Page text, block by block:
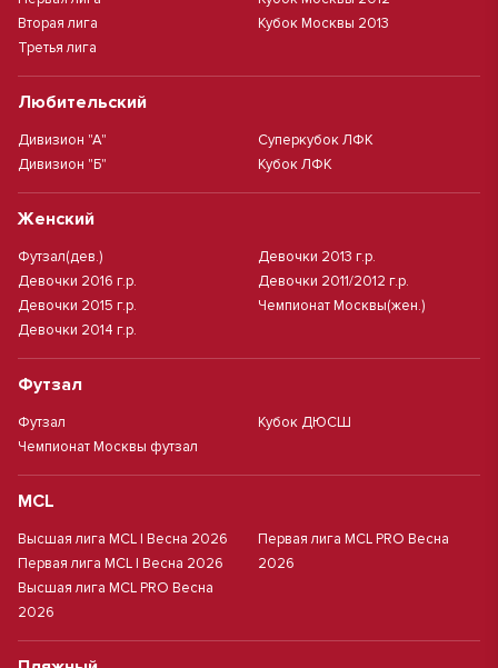
Вторая лига
Третья лига
Кубок Москвы 2013
Любительский
Дивизион "А"
Дивизион "Б"
Суперкубок ЛФК
Кубок ЛФК
Женский
Футзал(дев.)
Девочки 2016 г.р.
Девочки 2015 г.р.
Девочки 2014 г.р.
Девочки 2013 г.р.
Девочки 2011/2012 г.р.
Чемпионат Москвы(жен.)
Футзал
Футзал
Чемпионат Москвы футзал
Кубок ДЮСШ
MCL
Высшая лига MCL | Весна 2026
Первая лига MCL | Весна 2026
Высшая лига MCL PRO Весна
2026
Первая лига MCL PRO Весна
2026